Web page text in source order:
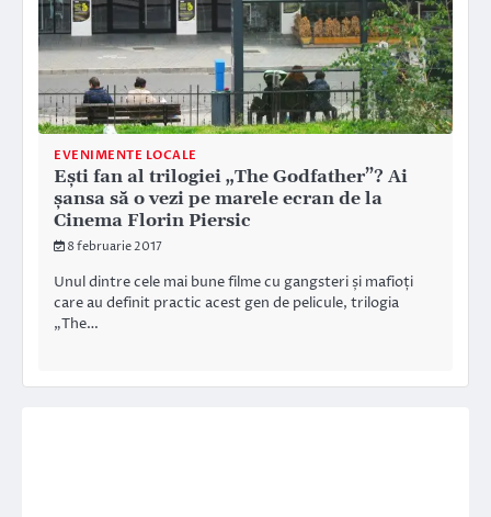
EVENIMENTE LOCALE
Ești fan al trilogiei „The Godfather”? Ai
șansa să o vezi pe marele ecran de la
Cinema Florin Piersic
8 februarie 2017
Unul dintre cele mai bune filme cu gangsteri și mafioți
care au definit practic acest gen de pelicule, trilogia
„The…